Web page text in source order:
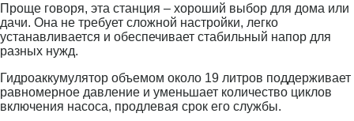
Проще говоря, эта станция – хороший выбор для дома или
дачи. Она не требует сложной настройки, легко
устанавливается и обеспечивает стабильный напор для
разных нужд.
Гидроаккумулятор объемом около 19 литров поддерживает
равномерное давление и уменьшает количество циклов
включения насоса, продлевая срок его службы.